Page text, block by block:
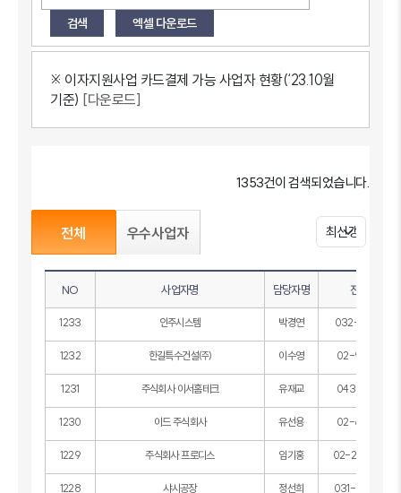
※ 이자지원사업 카드결제 가능 사업자 현황(‘23.10월
기준) [다운로드]
1353건이 검색되었습니다.
전체 우수사업자
NO 사업자명 담당자명 전화번호
1233 인주시스템 박경연 032-502-
1232 한길특수건설㈜ 이수영 02-998-1077
1231 주식회사 이서홈테크 유재교 043-292-1811
1230 이드 주식회사 유선용 02-6951-1178
1229 주식회사 프로디스 임기홍 02-2298-
1228 샤시공장 정선희 031-793-